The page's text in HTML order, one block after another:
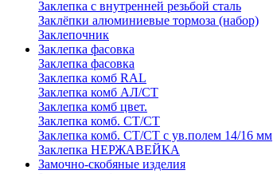
Заклепка с внутренней резьбой сталь
Заклёпки алюминиевые тормоза (набор)
Заклепочник
Заклепка фасовка
Заклепка фасовка
Заклепка комб RAL
Заклепка комб АЛ/СТ
Заклепка комб цвет.
Заклепка комб. СТ/СТ
Заклепка комб. СТ/СТ с ув.полем 14/16 мм
Заклепка НЕРЖАВЕЙКА
Замочно-скобяные изделия